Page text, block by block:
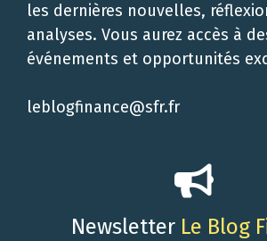
les dernières nouvelles,
analyses. Vous aurez accès à
événements et opportunités
leblogfinance@sfr.fr
Newsletter Le Blog